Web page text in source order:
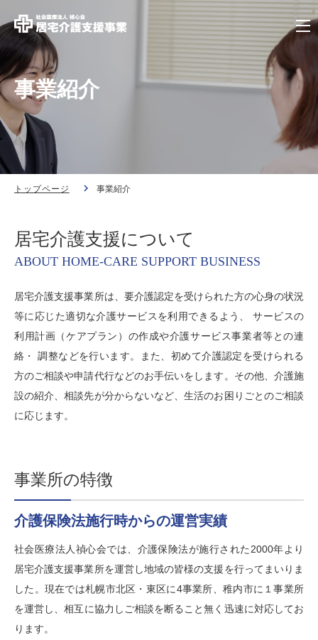
事業紹介
トップページ 事業紹介
居宅介護支援について
ABOUT HOME-CARE SUPPORT BUSINESS
居宅介護支援事業所は、要介護認定を受けられた方の心身の状況
等に応じた適切な介護サービスを利用できるよう、 サービスの
利用計画（ケアプラン）の作成や介護サービス事業者等との連
絡・ 調整などを行います。また、初めて介護認定を受けられる
方のご相談や申請代行などのお手伝いをします。その他、介護施
設の紹介、相談先が分からないなど、生活のお困りごとのご相談
に応じます。
事業所の特徴
介護保険法施行時からの運営実績
社会医療法人禎心会では、介護保険法が施行された2000年より
居宅介護支援事業所を運営し地域の皆様の支援を行ってまいりま
した。現在では札幌市北区・東区に4事業所、稚内市に１事業所
を運営し
、相互に協力しご相談を断ること無く迅速に対応してお
ります。